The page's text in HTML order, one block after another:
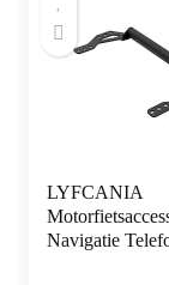
LYFCANIA
Navigatie